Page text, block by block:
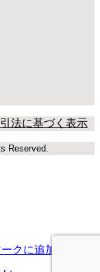
法に基づく表示
Reserved.